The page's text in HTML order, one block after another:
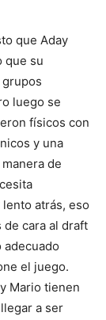
que Aday
que su
luego se
físicos con
y una
de
atrás, eso
cara al draft
el juego.
Mario tienen
a ser